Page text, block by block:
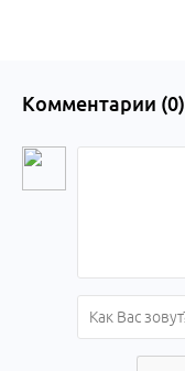
Комментарии (0)